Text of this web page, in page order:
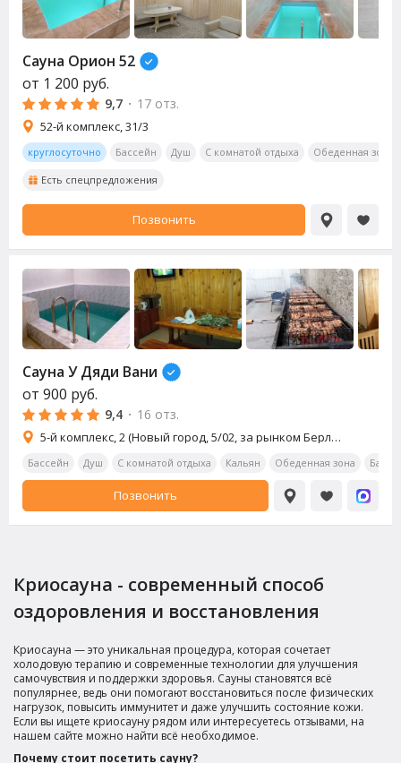
Сауна Орион 52
от 1 200 руб.
9,7 · 17 отз.
52-й комплекс, 31/3
круглосуточно Бассейн Душ С комнатой отдыха Обеденная зона
Есть спецпредложения
Позвонить
Сауна У Дяди Вани
от 900 руб.
9,4 · 16 отз.
5-й комплекс, 2 (Новый город, 5/02, за рынком Берлога)
Бассейн Душ С комнатой отдыха Кальян Обеденная зона Бар
Позвонить
Криосаунa - современный способ
оздоровления и восстановления
Криосаунa — это уникальная процедура, которая сочетает
холодовую терапию и современные технологии для улучшения
самочувствия и поддержки здоровья. Сауны становятся всё
популярнее, ведь они помогают восстановиться после физических
нагрузок, повысить иммунитет и даже улучшить состояние кожи.
Если вы ищете криосауну рядом или интересуетесь отзывами, на
нашем сайте можно найти всё необходимое.
Почему стоит посетить сауну?